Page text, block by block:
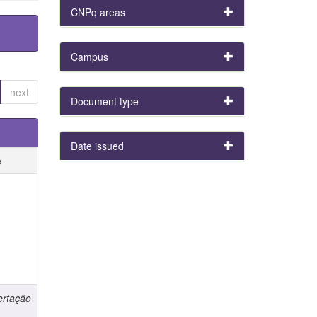
next
CNPq areas
Campus
Document type
Date issued